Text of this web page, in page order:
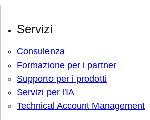
Servizi
Consulenza
Formazione per i partner
Supporto per i prodotti
Servizi per l'IA
Technical Account Management